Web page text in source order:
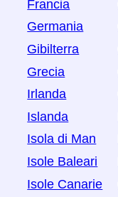
Francia
Germania
Gibilterra
Grecia
Irlanda
Islanda
Isola di Man
Isole Baleari
Isole Canarie